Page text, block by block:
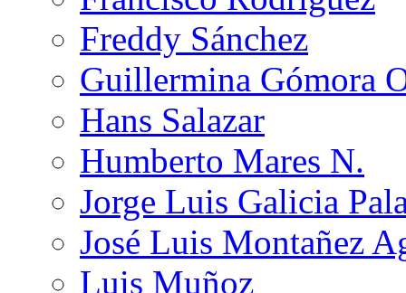
Freddy Sánchez
Guillermina Gómora
Hans Salazar
Humberto Mares N.
Jorge Luis Galicia
José Luis Montañez
Luis Muñoz